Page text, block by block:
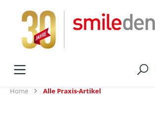
springen
Home Alle Praxis-Artikel